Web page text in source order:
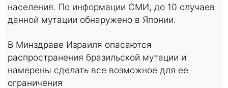
населения. По информации СМИ, до 10 случаев
данной мутации обнаружено в Японии.
В Минздраве Израиля опасаются
распространения бразильской мутации и
намерены сделать все возможное для ее
ограничения